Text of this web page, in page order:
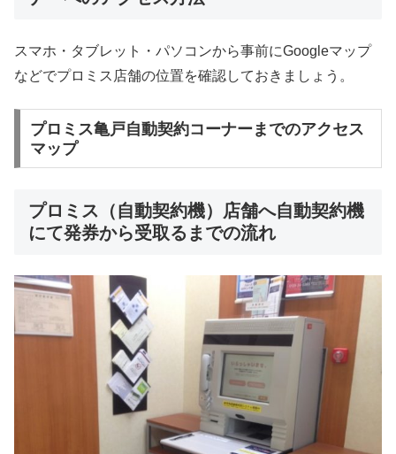
スマホ・タブレット・パソコンから事前にGoogleマップ
などでプロミス店舗の位置を確認しておきましょう。
プロミス亀戸自動契約コーナーまでのアクセス
マップ
プロミス（自動契約機）店舗へ自動契約機
にて発券から受取るまでの流れ